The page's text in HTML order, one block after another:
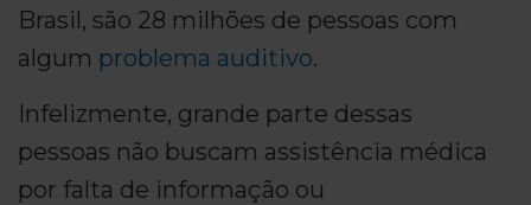
Brasil, são 28 milhões de pessoas com
algum problema auditivo.
Infelizmente, grande parte dessas
pessoas não buscam assistência médica
por falta de informação ou